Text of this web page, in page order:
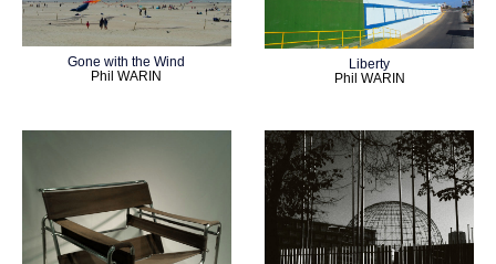
Gone with the Wind
Phil WARIN
Liberty
Phil WARIN